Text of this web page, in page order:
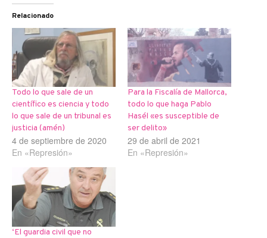
Relacionado
Todo lo que sale de un
científico es ciencia y todo
lo que sale de un tribunal es
justicia (amén)
4 de septiembre de 2020
En «Represión»
Para la Fiscalía de Mallorca,
todo lo que haga Pablo
Hasél «es susceptible de
ser delito»
29 de abril de 2021
En «Represión»
‘El guardia civil que no